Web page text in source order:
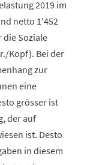
2019 im
netto 1'452
die Soziale
Kopf). Bei der
zur
eine
grösser ist
der auf
ist. Desto
in diesem